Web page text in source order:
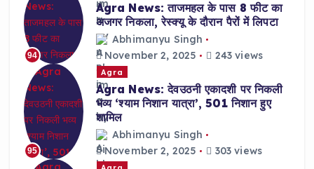
94
Agra News: ताजमहल के पास 8 फीट का
अजगर निकला, रेस्क्यू के दौरान पैरों में लिपटा
Abhimanyu Singh
November 2, 2025
243 views
95
Agra
Agra News: देवउठनी एकादशी पर निकली
भव्य ‘श्याम निशान यात्रा’, 501 निशान हुए
शामिल
Abhimanyu Singh
November 2, 2025
303 views